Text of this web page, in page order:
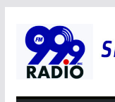
contenido